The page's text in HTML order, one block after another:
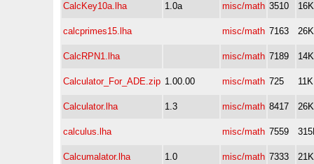
CalcKey10a.lha 1.0a misc/math 3510 16K
calcprimes15.lha misc/math 7163 26K
CalcRPN1.lha misc/math 7189 14K
Calculator_For_ADE.zip 1.00.00 misc/math 725 11K
Calculator.lha 1.3 misc/math 8417 26K
calculus.lha misc/math 7559
Calcumalator.lha 1.0 misc/math 7333 21K